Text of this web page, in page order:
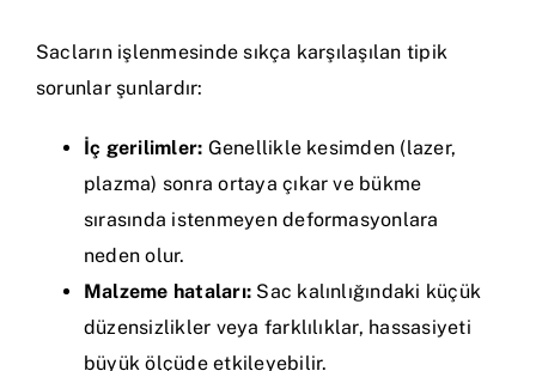
Sacların işlenmesinde sıkça karşılaşılan tipik
sorunlar şunlardır:
İç gerilimler: Genellikle kesimden (lazer,
plazma) sonra ortaya çıkar ve bükme
sırasında istenmeyen deformasyonlara
neden olur.
Malzeme hataları: Sac kalınlığındaki küçük
düzensizlikler veya farklılıklar, hassasiyeti
büyük ölçüde etkileyebilir.